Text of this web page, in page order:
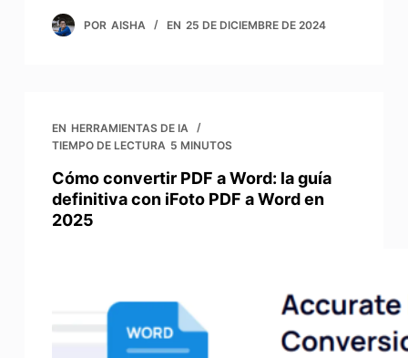
POR AISHA EN 25 DE DICIEMBRE DE 2024
EN HERRAMIENTAS DE IA
TIEMPO DE LECTURA 5 MINUTOS
Cómo convertir PDF a Word: la guía
definitiva con iFoto PDF a Word en
2025